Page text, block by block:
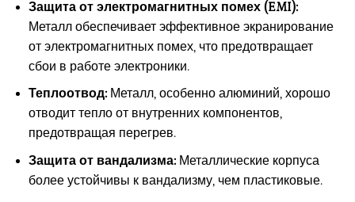
Защита от электромагнитных помех (EMI):
Металл обеспечивает эффективное экранирование
от электромагнитных помех, что предотвращает
сбои в работе электроники.
Теплоотвод:Металл, особенно алюминий, хорошо
отводит тепло от внутренних компонентов,
предотвращая перегрев.
Защита от вандализма:Металлические корпуса
более устойчивы к вандализму, чем пластиковые.